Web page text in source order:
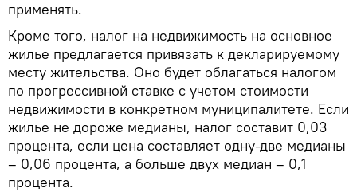
применять.
Кроме того, налог на недвижимость на основное
жилье предлагается привязать к декларируемому
месту жительства. Оно будет облагаться налогом
по прогрессивной ставке с учетом стоимости
недвижимости в конкретном муниципалитете. Если
жилье не дороже медианы, налог составит 0,03
процента, если цена составляет одну-две медианы
– 0,06 процента, а больше двух медиан – 0,1
процента.